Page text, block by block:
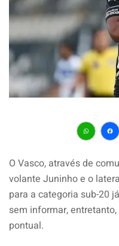
O Vasco, através de
volante Juninho e o
para a categoria sub-20
sem informar,
pontual.